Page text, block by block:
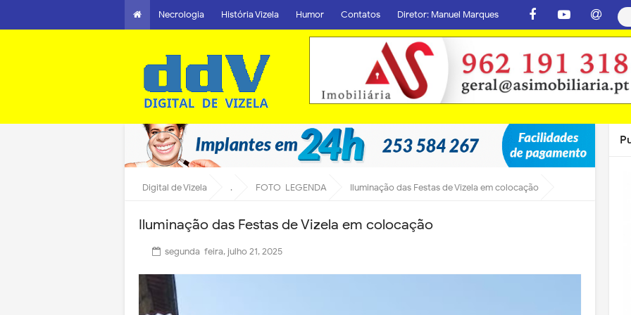
Necrologia História Vizela Humor Contatos Diretor: Manuel Marques
Digital de Vizela . FOTO-LEGENDA Iluminação das Festas de Vizela em colocação
Iluminação das Festas de Vizela em colocação
segunda-feira, julho 21, 2025